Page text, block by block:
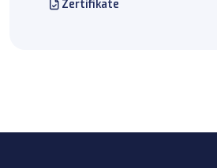
Zertifikate